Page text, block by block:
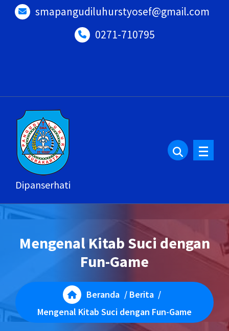
Lewati
smapangudiluhurstyosef@gmail.com
0271-710795
Dipanserhati
Mengenal Kitab Suci dengan
Fun-Game
Beranda / Berita /
Mengenal Kitab Suci dengan Fun-Game